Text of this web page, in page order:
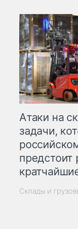
Атаки на
задачи,
предстоит
Склады и